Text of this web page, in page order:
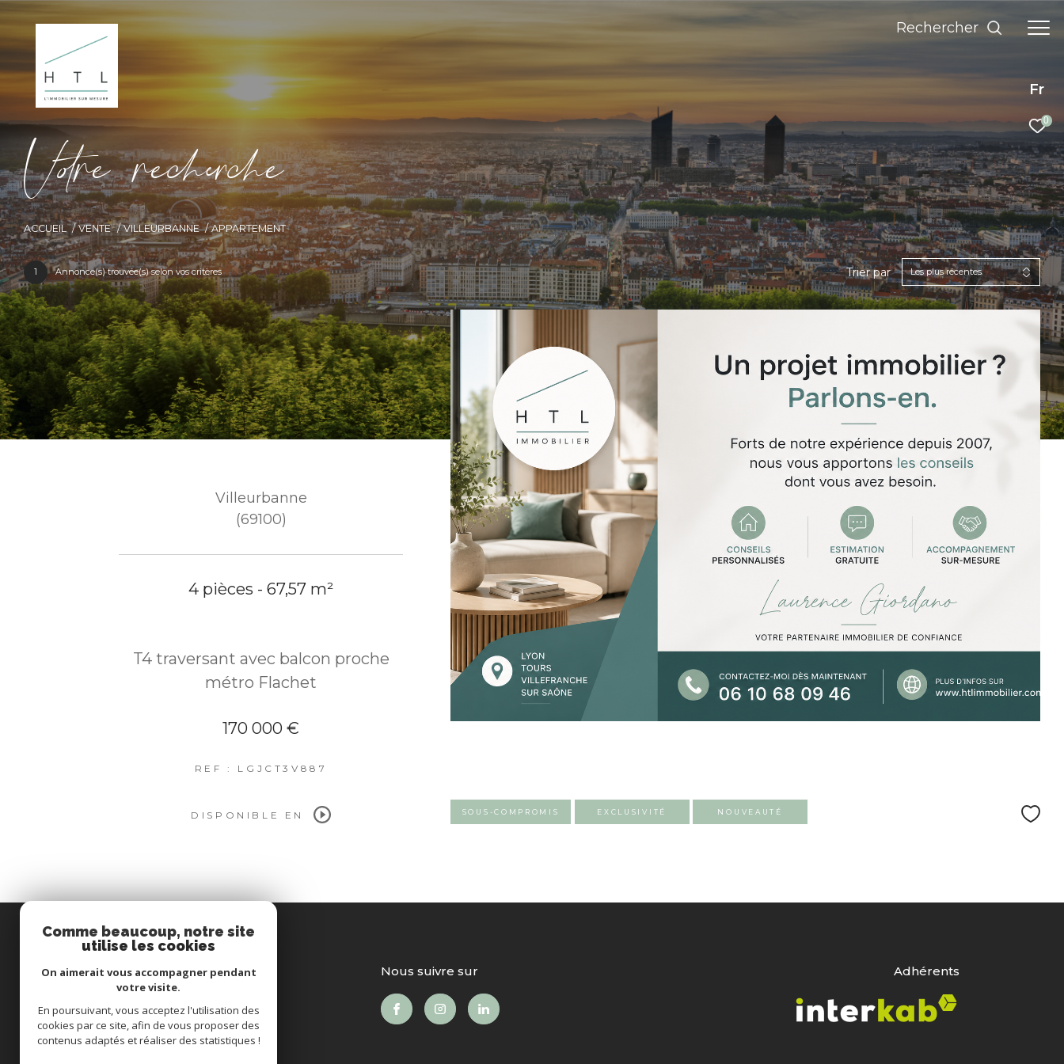
Fr
0
rechercher
Vore recece
ACCUEIL VENTE VILLEURBANNE APPARTEMENT
1 Annonce(s) trouvée(s) selon vos critères Trier par Les plus récentes
Villeurbanne
(69100)
4 pièces - 67,57 m²
T4 traversant avec balcon proche
métro Flachet
170 000 €
REF : LGJCT3V887
DISPONIBLE EN SOUS-COMPROMIS EXCLUSIVITÉ NOUVEAUTÉ
HTL
06 11 80 73 37
contact@htlimmobilier.com
15 rue Louis Fort
nous suivre sur Adhérents
Comme beaucoup, notre site
utilise les cookies
On aimerait vous accompagner pendant
votre visite.
En poursuivant, vous acceptez l'utilisation des
cookies par ce site, afin de vous proposer des
contenus adaptés et réaliser des statistiques !